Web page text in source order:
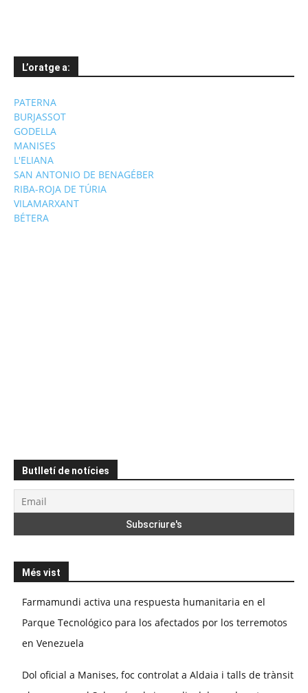
L’oratge a:
PATERNA
BURJASSOT
GODELLA
MANISES
L'ELIANA
SAN ANTONIO DE BENAGÉBER
RIBA-ROJA DE TÚRIA
VILAMARXANT
BÉTERA
Butlletí de notícies
Més vist
Farmamundi activa una respuesta humanitaria en el
Parque Tecnológico para los afectados por los terremotos
en Venezuela
Dol oficial a Manises, foc controlat a Aldaia i talls de trànsit